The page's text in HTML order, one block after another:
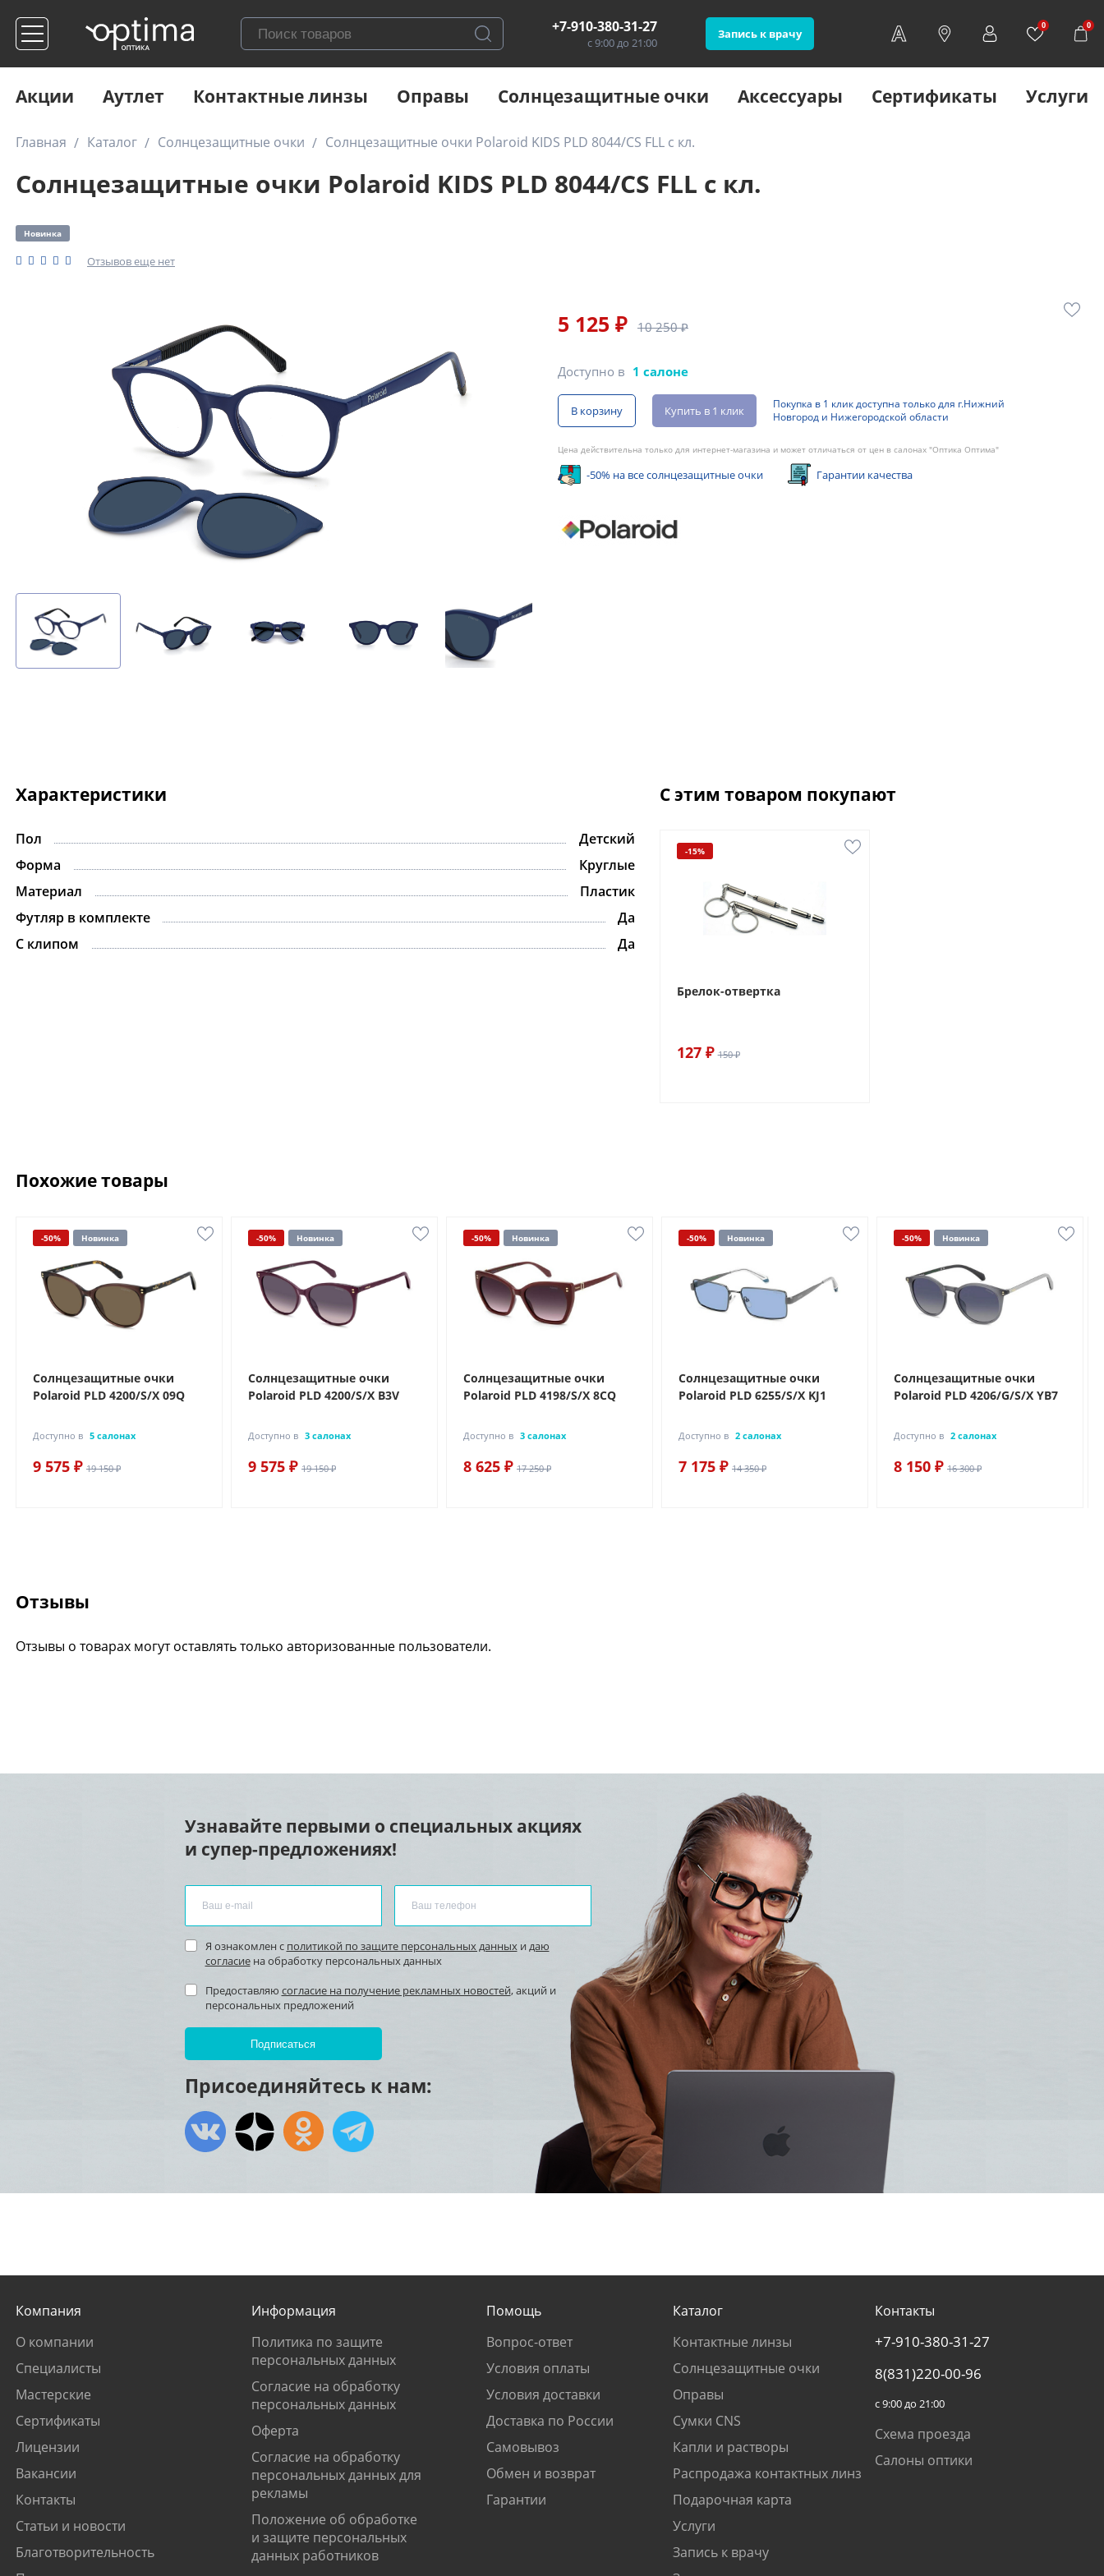
+7-910-380-31-27
с 9:00 до 21:00
Запись к врачу
0 0
Акции Аутлет Контактные линзы Оправы Солнцезащитные очки Аксессуары Сертификаты Услуги
Главная Каталог Солнцезащитные очки Солнцезащитные очки Polaroid KIDS PLD 8044/CS FLL с кл.
Солнцезащитные очки Polaroid KIDS PLD 8044/CS FLL с кл.
Новинка
Отзывов еще нет
5 125 ₽ 10 250 ₽
Доступно в 1 салоне
В корзину Купить в 1 клик
Покупка в 1 клик доступна только для г.Нижний
Новгород и Нижегородской области
Цена действительна только для интернет-магазина и может отличаться от цен в салонах "Оптика Оптима"
-50% на все солнцезащитные очки Гарантии качества
Характеристики
Пол
Детский
Форма
Круглые
Материал
Пластик
Футляр в комплекте
Да
С клипом
Да
С этим товаром покупают
-15%
Брелок-отвертка
127 ₽ 150 ₽
Похожие товары
-50% Новинка
Солнцезащитные очки
Polaroid PLD 4200/S/X 09Q
Доступно в 5 салонах
9 575 ₽ 19 150 ₽
-50% Новинка
Солнцезащитные очки
Polaroid PLD 4200/S/X B3V
Доступно в 3 салонах
9 575 ₽ 19 150 ₽
-50% Новинка
Солнцезащитные очки
Polaroid PLD 4198/S/X 8CQ
Доступно в 3 салонах
8 625 ₽ 17 250 ₽
-50% Новинка
Солнцезащитные очки
Polaroid PLD 6255/S/X KJ1
Доступно в 2 салонах
7 175 ₽ 14 350 ₽
-50% Новинка
Солнцезащитные очки
Polaroid PLD 4206/G/S/X YB7
Доступно в 2 салонах
8 150 ₽ 16 300 ₽
Отзывы
Отзывы о товарах могут оставлять только авторизованные пользователи.
Узнавайте первыми о специальных акциях
и супер-предложениях!
Я ознакомлен с политикой по защите персональных данных и даю
согласиена обработку персональных данных
Предоставляю согласие на получение рекламных новостей, акций и
персональных предложений
Присоединяйтесь к нам:
Компания
О компании
Специалисты
Мастерские
Сертификаты
Лицензии
Вакансии
Контакты
Статьи и новости
Благотворительность
Информация
Политика по защите
персональных данных
Согласие на обработку
персональных данных
Оферта
Согласие на обработку
персональных данных для
рекламы
Положение об обработке
и защите персональных
данных работников
Помощь
Вопрос-ответ
Условия оплаты
Условия доставки
Доставка по России
Самовывоз
Обмен и возврат
Гарантии
Каталог
Контактные линзы
Солнцезащитные очки
Оправы
Сумки CNS
Капли и растворы
Распродажа контактных линз
Подарочная карта
Услуги
Запись к врачу
Контакты
+7-910-380-31-27
8(831)220-00-96
с 9:00 до 21:00
Схема проезда
Салоны оптики